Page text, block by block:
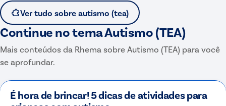
Ver tudo sobre autismo (tea)
Continue no temaAutismo (TEA)
Mais conteúdos da Rhema sobre Autismo (TEA) para você
se aprofundar.
É hora de brincar! 5 dicas de atividades para